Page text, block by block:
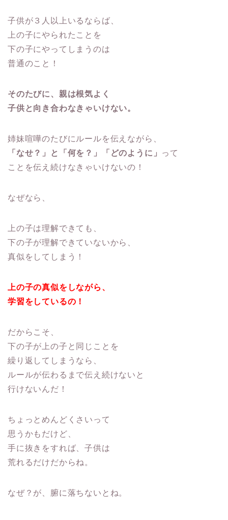
子供が３人以上いるならば、
上の子にやられたことを
下の子にやってしまうのは
普通のこと！
そのたびに、親は根気よく
子供と向き合わなきゃいけない。
姉妹喧嘩のたびにルールを伝えながら、
「なせ？」と「何を？」「どのように」 って
ことを伝え続けなきゃいけないの！
なぜなら、
上の子は理解できても、
下の子が理解できていないから、
真似をしてしまう！
上の子の真似をしながら、
学習をしているの！
だからこそ、
下の子が上の子と同じことを
繰り返してしまうなら、
ルールが伝わるまで伝え続けないと
行けないんだ！
ちょっとめんどくさいって
思うかもだけど、
手に抜きをすれば、子供は
荒れるだけだからね。
なぜ？が、腑に落ちないとね。